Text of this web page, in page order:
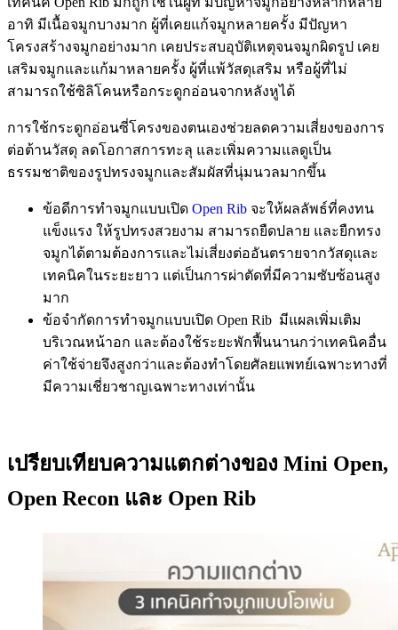
อาทิ มีเนื้อจมูกบางมาก ผู้ที่เคยแก้จมูกหลายครั้ง มีปัญหา
โครงสร้างจมูกอย่างมาก เคยประสบอุบัติเหตุจนจมูกผิดรูป เคย
เสริมจมูกและแก้มาหลายครั้ง ผู้ที่แพ้วัสดุเสริม หรือผู้ที่ไม่
สามารถใช้ซิลิโคนหรือกระดูกอ่อนจากหลังหูได้
การใช้กระดูกอ่อนซี่โครงของตนเองช่วยลดความเสี่ยงของการ
ต่อต้านวัสดุ ลดโอกาสการทะลุ และเพิ่มความแลดูเป็น
ธรรมชาติของรูปทรงจมูกและสัมผัสที่นุ่มนวลมากขึ้น
ข้อดีการทำจมูกแบบเปิด Open Rib จะให้ผลลัพธ์ที่คงทน
แข็งแรง ให้รูปทรงสวยงาม สามารถยืดปลาย และยืกทรง
จมูกได้ตามต้องการและไม่เสี่ยงต่ออันตรายจากวัสดุและ
เทคนิคในระยะยาว แต่เป็นการผ่าตัดที่มีความซับซ้อนสูง
มาก
ข้อจำกัดการทำจมูกแบบเปิด Open Rib มีแผลเพิ่มเติม
บริเวณหน้าอก และต้องใช้ระยะพักฟื้นนานกว่าเทคนิคอื่น
ค่าใช้จ่ายจึงสูงกว่าและต้องทำโดยศัลยแพทย์เฉพาะทางที่
มีความเชี่ยวชาญเฉพาะทางเท่านั้น
เปรียบเทียบความแตกต่างของ Mini Open,
Open Recon และ Open Rib